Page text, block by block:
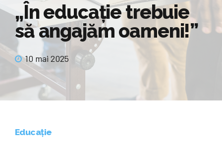
„În educaţie trebuie
să angajăm oameni!”
10 mai 2025
Educație